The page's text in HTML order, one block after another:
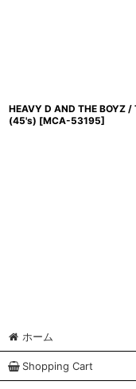
HEAVY D AND THE BOYZ /
(45's) [MCA-53195]
ホーム
Shopping Cart